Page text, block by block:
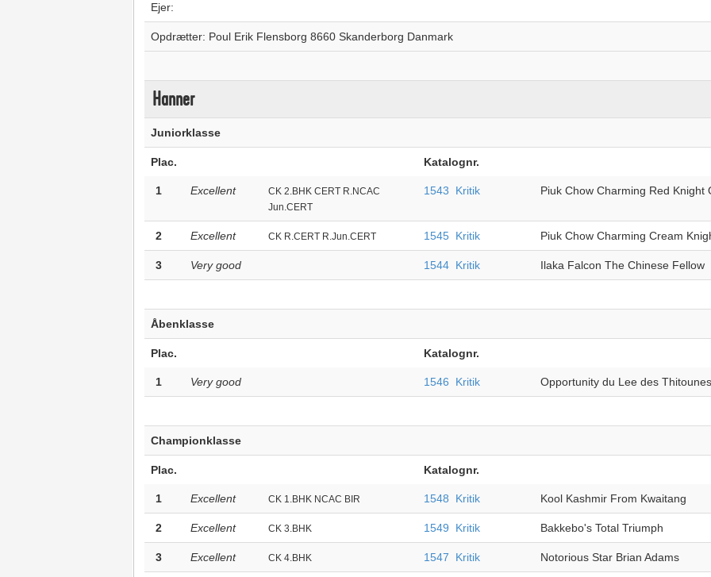
Ejer:
Opdrætter: Poul Erik Flensborg 8660 Skanderborg Danmark
Hanner
Juniorklasse
Plac. Katalognr.
1 Excellent
CK 2.BHK CERT R.NCAC
Jun.CERT
1543 Kritik Piuk Chow Charming Red Knight
2 Excellent CK R.CERT R.Jun.CERT 1545 Kritik Piuk Chow Charming Cream
3 Very good 1544 Kritik Ilaka Falcon The Chinese Fellow
Åbenklasse
Plac. Katalognr.
1 Very good 1546 Kritik Opportunity du Lee des Thitounes
Championklasse
Plac. Katalognr.
1 Excellent CK 1.BHK NCAC BIR 1548 Kritik Kool Kashmir From Kwaitang
2 Excellent CK 3.BHK 1549 Kritik Bakkebo's Total Triumph
3 Excellent CK 4.BHK 1547 Kritik Notorious Star Brian Adams